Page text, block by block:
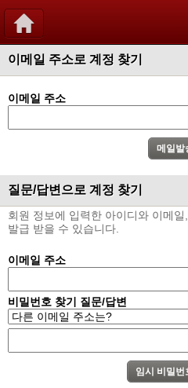
이메일 주소로 계정 찾기
이메일 주소
질문/답변으로 계정 찾기
회원 정보에 입력한 아이디와 이메
발급 받을 수 있습니다.
이메일 주소
비밀번호 찾기 질문/답변